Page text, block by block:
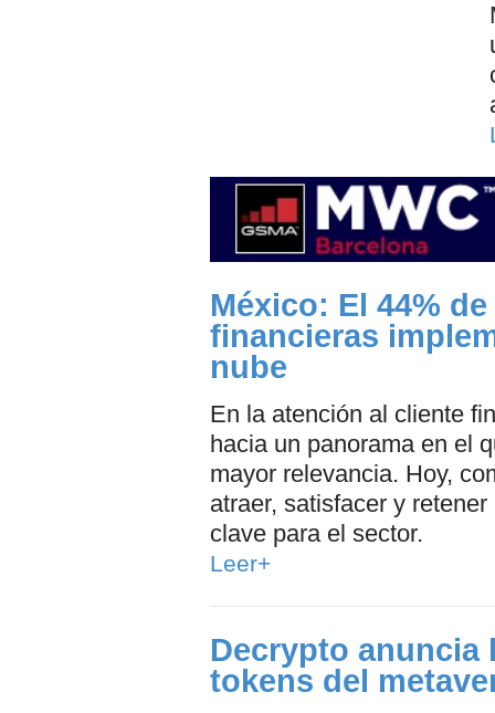
México: El 44%
financieras
nube
En la atención al cliente
hacia un panorama en el
mayor relevancia. Hoy,
atraer, satisfacer y
clave para el sector.
Leer+
Decrypto anuncia
tokens del